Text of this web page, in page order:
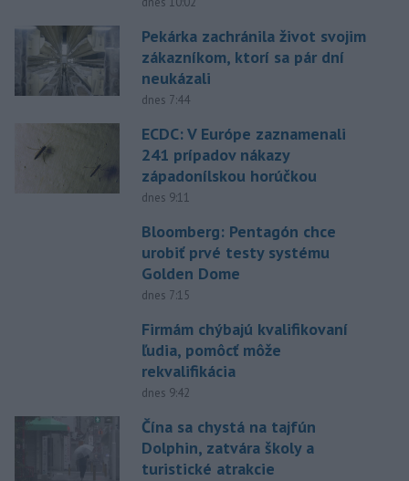
Pekárka zachránila život svojim
zákazníkom, ktorí sa pár dní
neukázali
dnes 7:44
ECDC: V Európe zaznamenali
241 prípadov nákazy
západonílskou horúčkou
dnes 9:11
Bloomberg: Pentagón chce
urobiť prvé testy systému
Golden Dome
dnes 7:15
Firmám chýbajú kvalifikovaní
ľudia, pomôcť môže
rekvalifikácia
dnes 9:42
Čína sa chystá na tajfún
Dolphin, zatvára školy a
turistické atrakcie